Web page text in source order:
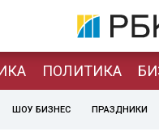
ПОЛИТИКА
ШОУ БИЗНЕС ПРАЗДНИКИ